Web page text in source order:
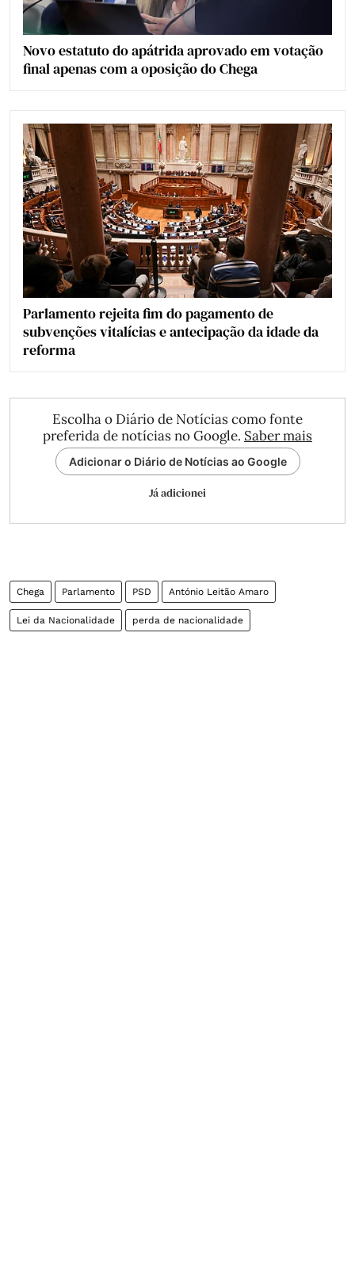
Novo estatuto do apátrida aprovado em votação
final apenas com a oposição do Chega
Parlamento rejeita fim do pagamento de
subvenções vitalícias e antecipação da idade da
reforma
Escolha o Diário de Notícias como fonte
preferida de notícias no Google. Saber mais
Adicionar o Diário de Notícias ao Google
Já adicionei
Chega Parlamento PSD António Leitão Amaro
Lei da Nacionalidade perda de nacionalidade